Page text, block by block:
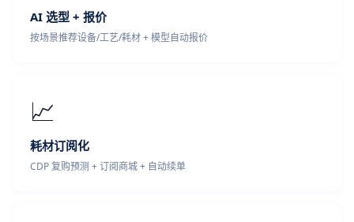
AI 选型 + 报价
按场景推荐设备/工艺/耗材 + 模型自动报价
📈
耗材订阅化
CDP 复购预测 + 订阅商城 + 自动续单